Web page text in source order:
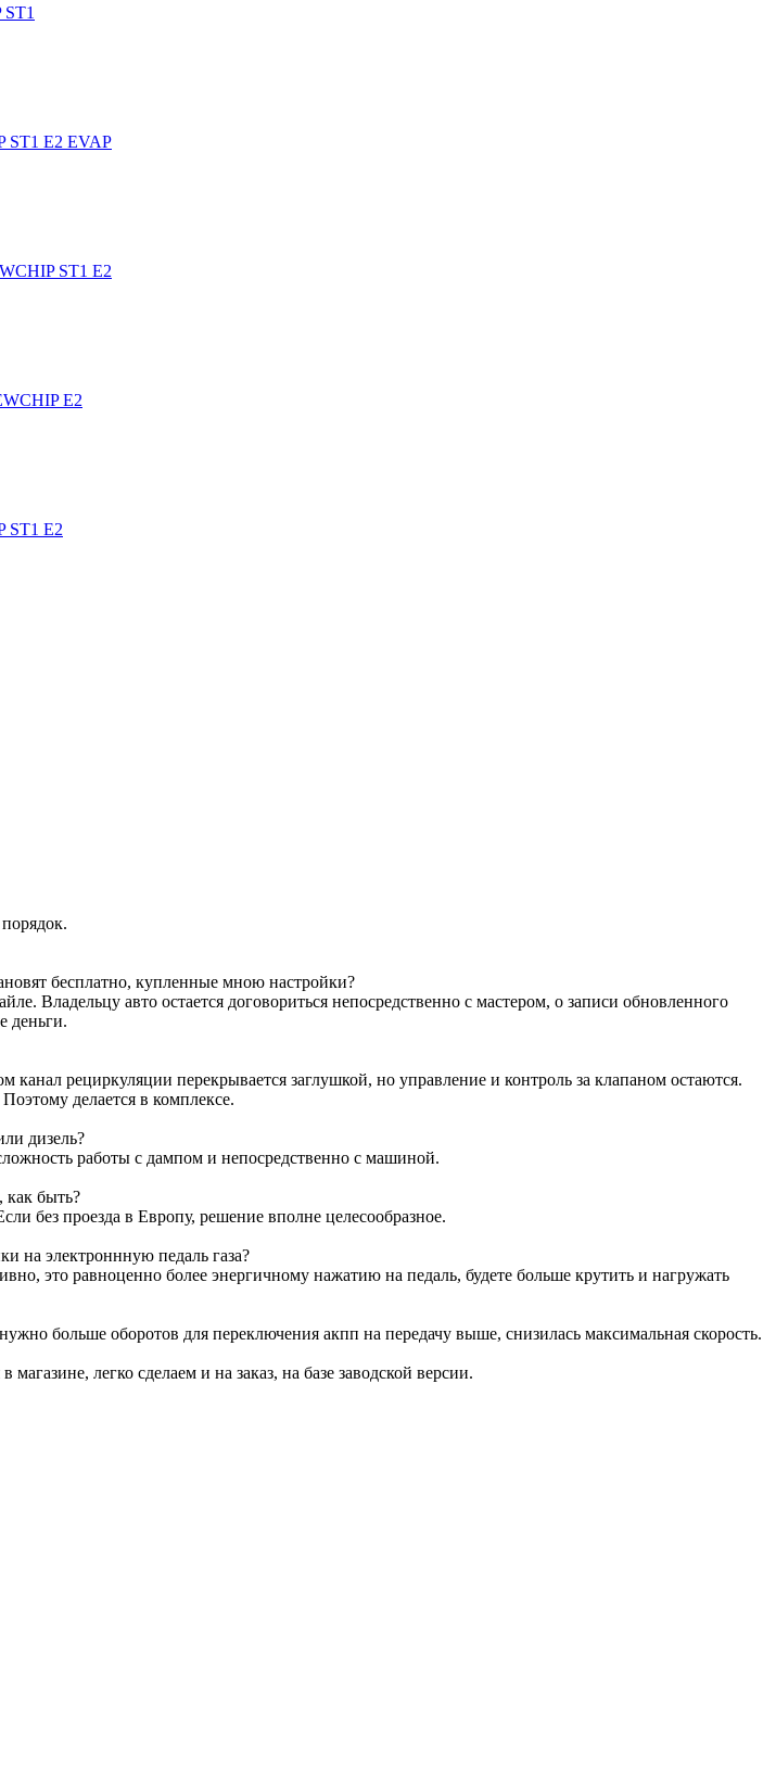
ST1 E2 EVAP
ST1 E2
E2
ST1 E2
бесплатно, купленные мною настройки?
Владельцу авто остается договориться непосредственно с мастером, о записи обновленного
деньги.
рециркуляции перекрывается заглушкой, но управление и контроль за клапаном остаются.
делается в комплексе.
дизель?
работы с дампом и непосредственно с машиной.
как быть?
без проезда в Европу, решение вполне целесообразное.
на электроннную педаль газа?
это равноценно более энергичному нажатию на педаль, будете больше крутить и нагружать
больше оборотов для переключения акпп на передачу выше, снизилась максимальная скорость.
легко сделаем и на заказ, на базе заводской версии.